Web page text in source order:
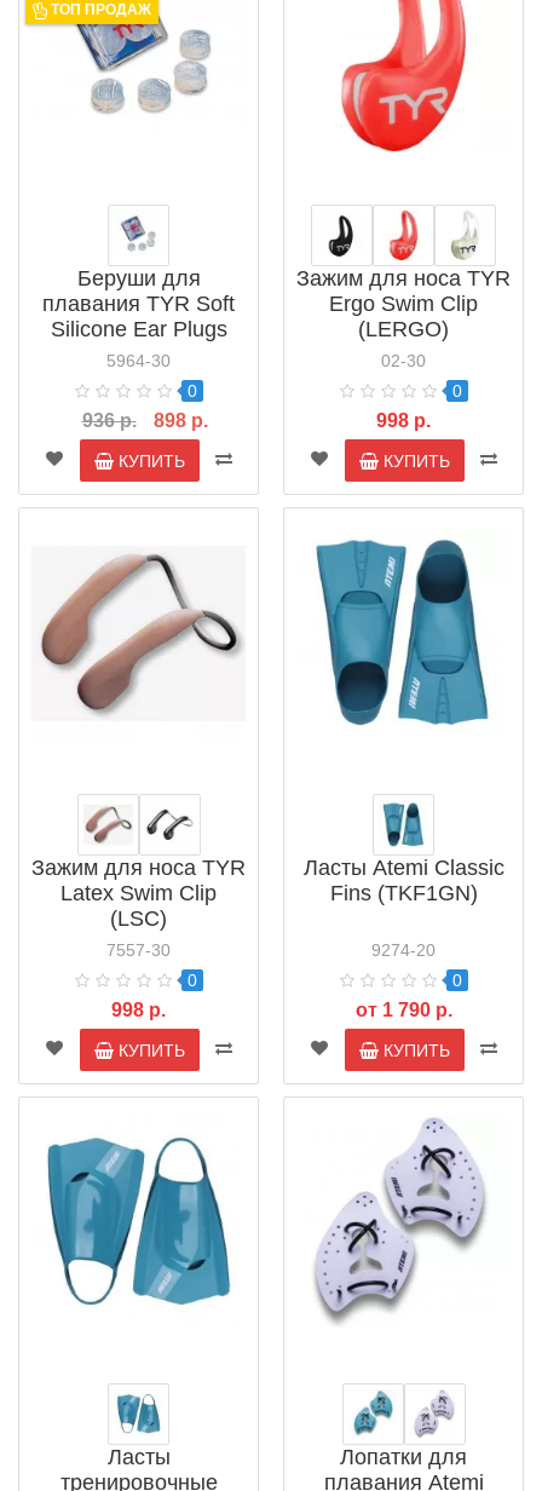
ТОП ПРОДАЖ
Беруши для
плавания TYR Soft
Silicone Ear Plugs
(LEP)
5964-30
0
936 р. 898 р.
КУПИТЬ
Зажим для носа TYR
Ergo Swim Clip
(LERGO)
02-30
0
998 р.
КУПИТЬ
Зажим для носа TYR
Latex Swim Clip
(LSC)
7557-30
0
998 р.
КУПИТЬ
Ласты Atemi Classic
Fins (TKF1GN)
9274-20
0
от 1 790 р.
КУПИТЬ
Ласты
тренировочные
Лопатки для
плавания Atemi